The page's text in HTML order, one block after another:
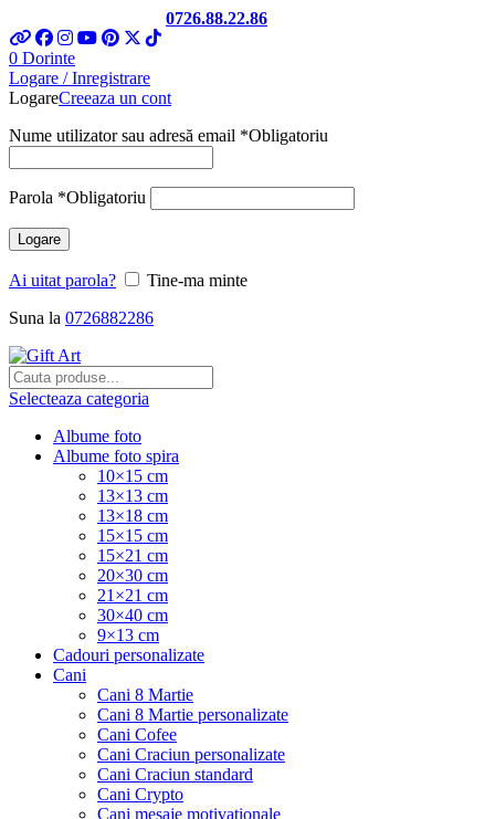
0726.88.22.86
0 Dorinte
Logare / Inregistrare
LogareCreeaza un cont
Nume utilizator sau adresă email *Obligatoriu
Parola *Obligatoriu
Logare
Ai uitat parola?
Tine-ma minte
Suna la 0726882286
Selecteaza categoria
Albume foto
Albume foto spira
10×15 cm
13×13 cm
13×18 cm
15×15 cm
15×21 cm
20×30 cm
21×21 cm
30×40 cm
9×13 cm
Cadouri personalizate
Cani
Cani 8 Martie
Cani 8 Martie personalizate
Cani Cofee
Cani Craciun personalizate
Cani Craciun standard
Cani Crypto
Cani mesaje motivationale